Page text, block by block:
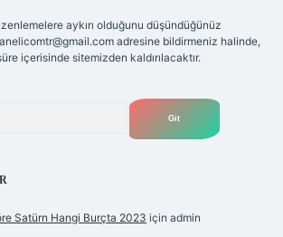
aykırı olduğunu düşündüğünüz
adresine bildirmeniz halinde,
içerisinde sitemizden kaldırılacaktır.
Satürn Hangi Burçta 2023 için admin